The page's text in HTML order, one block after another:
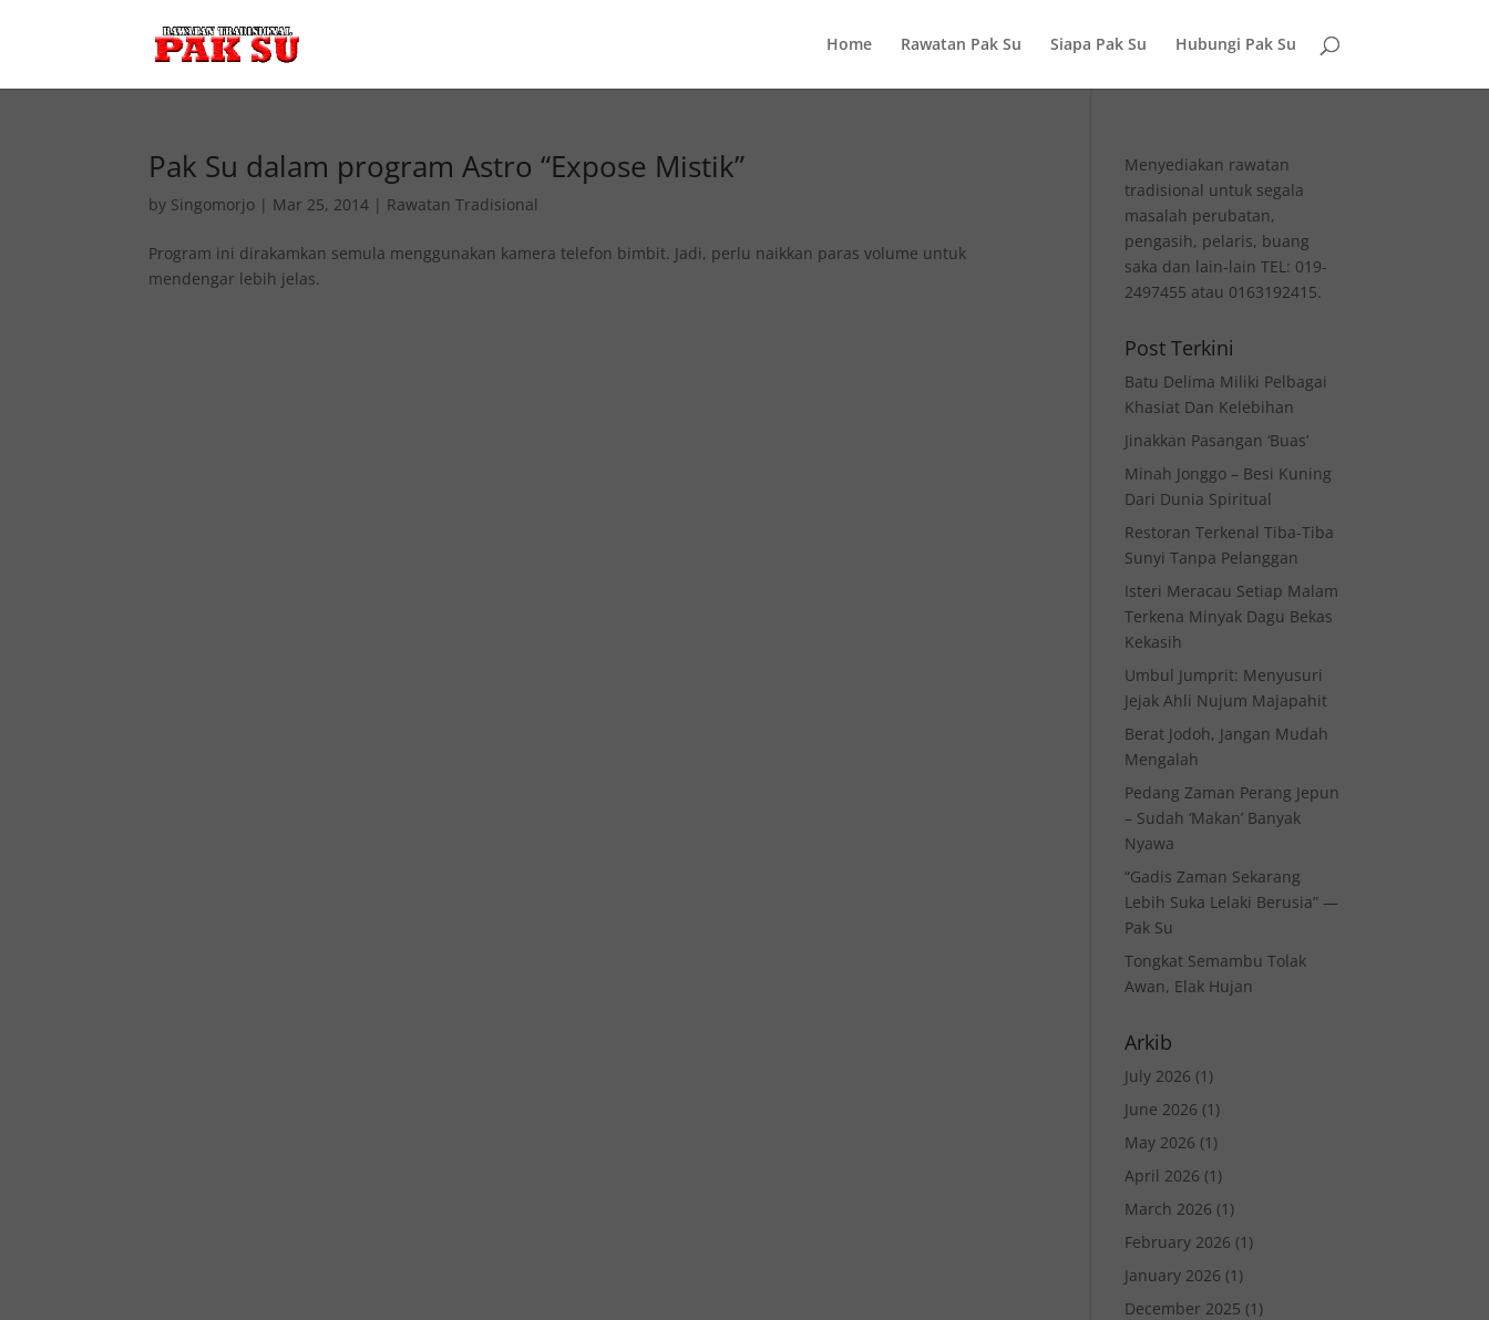
Home Rawatan Pak Su Siapa Pak Su Hubungi Pak Su
Pak Su dalam program Astro “Expose Mistik”
by Singomorjo | Mar 25, 2014 | Rawatan Tradisional
Program ini dirakamkan semula menggunakan kamera telefon bimbit. Jadi, perlu naikkan paras volume untuk
mendengar lebih jelas.
Menyediakan rawatan
tradisional untuk segala
masalah perubatan,
pengasih, pelaris, buang
saka dan lain-lain TEL: 019-
2497455 atau 0163192415.
Post Terkini
Batu Delima Miliki Pelbagai
Khasiat Dan Kelebihan
Jinakkan Pasangan ‘Buas’
Minah Jonggo – Besi Kuning
Dari Dunia Spiritual
Restoran Terkenal Tiba-Tiba
Sunyi Tanpa Pelanggan
Isteri Meracau Setiap Malam
Terkena Minyak Dagu Bekas
Kekasih
Umbul Jumprit: Menyusuri
Jejak Ahli Nujum Majapahit
Berat Jodoh, Jangan Mudah
Mengalah
Pedang Zaman Perang Jepun
– Sudah ‘Makan’ Banyak
Nyawa
“Gadis Zaman Sekarang
Lebih Suka Lelaki Berusia” —
Pak Su
Tongkat Semambu Tolak
Awan, Elak Hujan
Arkib
July 2026 (1)
June 2026 (1)
May 2026 (1)
April 2026 (1)
March 2026 (1)
February 2026 (1)
January 2026 (1)
December 2025 (1)